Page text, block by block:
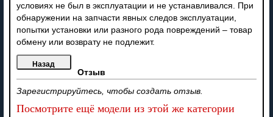
условиях не был в эксплуатации и не устанавливался. При
обнаружении на запчасти явных следов эксплуатации,
попытки установки или разного рода повреждений – товар
обмену или возврату не подлежит.
Отзыв
Зарегистрируйтесь, чтобы создать отзыв.
Посмотрите ещё модели из этой же категории